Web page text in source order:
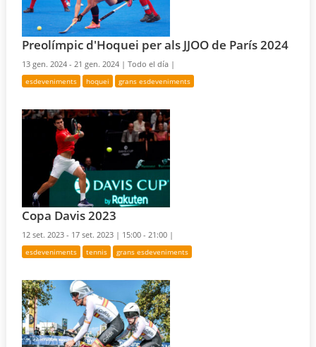
Preolímpic d'Hoquei per als JJOO de París 2024
13 gen. 2024 - 21 gen. 2024 |Todo el día |
esdeveniments hoquei grans esdeveniments
Copa Davis 2023
12 set. 2023 - 17 set. 2023 | 15:00 - 21:00 |
esdeveniments tennis grans esdeveniments